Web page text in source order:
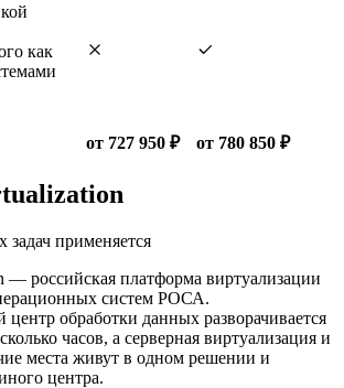
как
от 727 950 ₽
от 780 850 ₽
задач применяется
— российская платформа виртуализации
систем РОСА.
обработки данных разворачивается
часов, а серверная виртуализация и
места живут в одном решении и
центра.